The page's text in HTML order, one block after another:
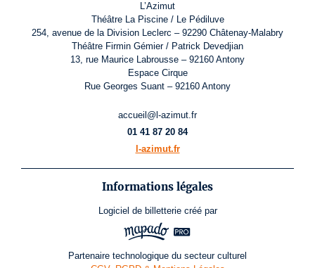
L’Azimut
Théâtre La Piscine / Le Pédiluve
254, avenue de la Division Leclerc – 92290 Châtenay-Malabry
Théâtre Firmin Gémier / Patrick Devedjian
13, rue Maurice Labrousse – 92160 Antony
Espace Cirque
Rue Georges Suant – 92160 Antony
accueil@l-azimut.fr
01 41 87 20 84
l-azimut.fr
Informations légales
Logiciel de billetterie créé par
Partenaire technologique du secteur culturel